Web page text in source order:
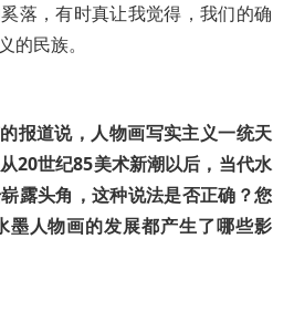
落，有时真让我觉得，我们的确
的民族。
报道说，人物画写实主义一统天
20世纪85美术新潮以后，当代水
露头角，这种说法是否正确？您
墨人物画的发展都产生了哪些影